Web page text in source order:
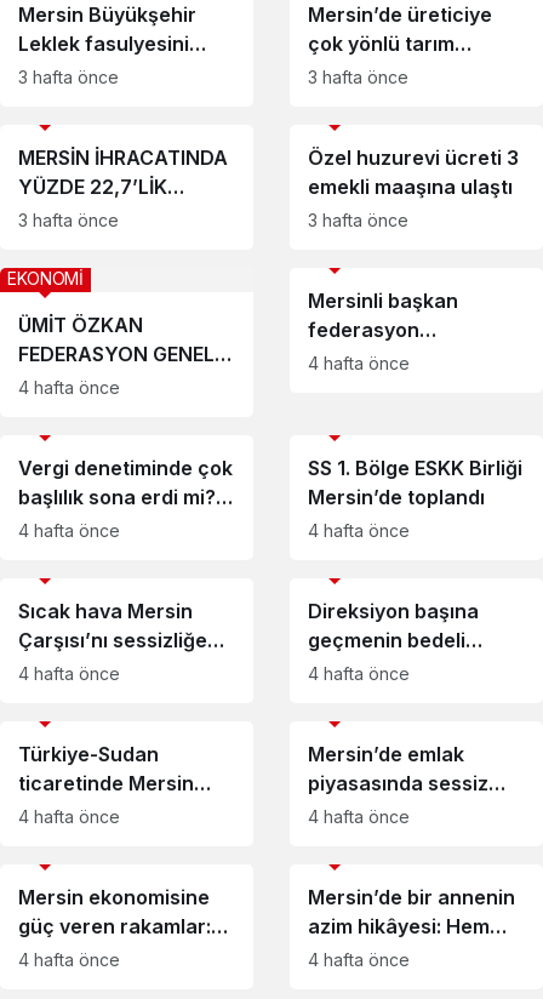
Mersin Büyükşehir
Leklek fasulyesini
canlandırmak için
3 hafta önce
Mersin’de üreticiye
çok yönlü tarım
desteği
3 hafta önce
MERSİN İHRACATINDA
YÜZDE 22,7’LİK
SIÇRAMA
3 hafta önce
Özel huzurevi ücreti 3
emekli maaşına ulaştı
3 hafta önce
ÜMİT ÖZKAN
FEDERASYON GENEL
BAŞKAN YARDIMCISI
EKONOMİ
4 hafta önce
Mersinli başkan
federasyon
yönetiminde
4 hafta önce
Vergi denetiminde çok
başlılık sona erdi mi?
Tek çatı tartışması
4 hafta önce
SS 1. Bölge ESKK Birliği
Mersin’de toplandı
4 hafta önce
Sıcak hava Mersin
Çarşısı’nı sessizliğe
bürüdü
4 hafta önce
Direksiyon başına
geçmenin bedeli
ağırlaştı
4 hafta önce
Türkiye-Sudan
ticaretinde Mersin
vurgusu
4 hafta önce
Mersin’de emlak
piyasasında sessiz
alarm: İlan var, alıcı
4 hafta önce
Mersin ekonomisine
güç veren rakamlar:
AKİB’den rekor
4 hafta önce
Mersin’de bir annenin
azim hikâyesi: Hem
çocuğuna bakıyor
4 hafta önce